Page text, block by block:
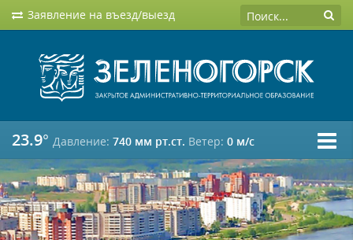
Заявление на въезд/выезд
23.9° Давление: 740 мм рт.ст. Ветер: 0 м/c